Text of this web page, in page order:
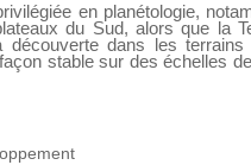
en planétologie,
du Sud, alors que la
découverte dans les
stable sur des échelles